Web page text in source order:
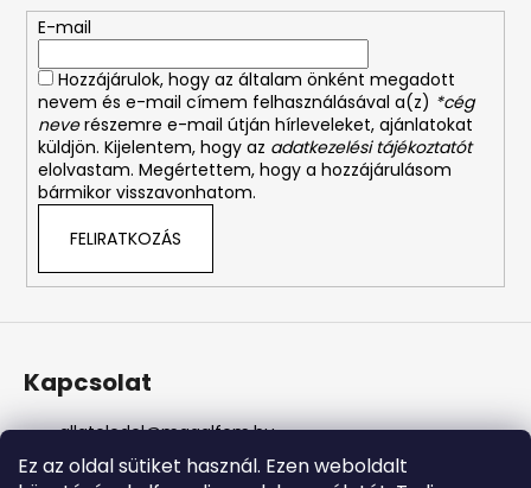
Ez az oldal sütiket használ. Ezen weboldalt
E-mail
Hozzájárulok, hogy az általam önként megadott
nevem és e-mail címem felhasználásával a(z) *cég
neverészemre e-mail útján hírleveleket, ajánlatokat
küldjön. Kijelentem, hogy az adatkezelési tájékoztatót
elolvastam. Megértettem, hogy a hozzájárulásom
bármikor visszavonhatom.
FELIRATKOZÁS
Kapcsolat
allateledel@magalfem.hu
+36 70 401 5088